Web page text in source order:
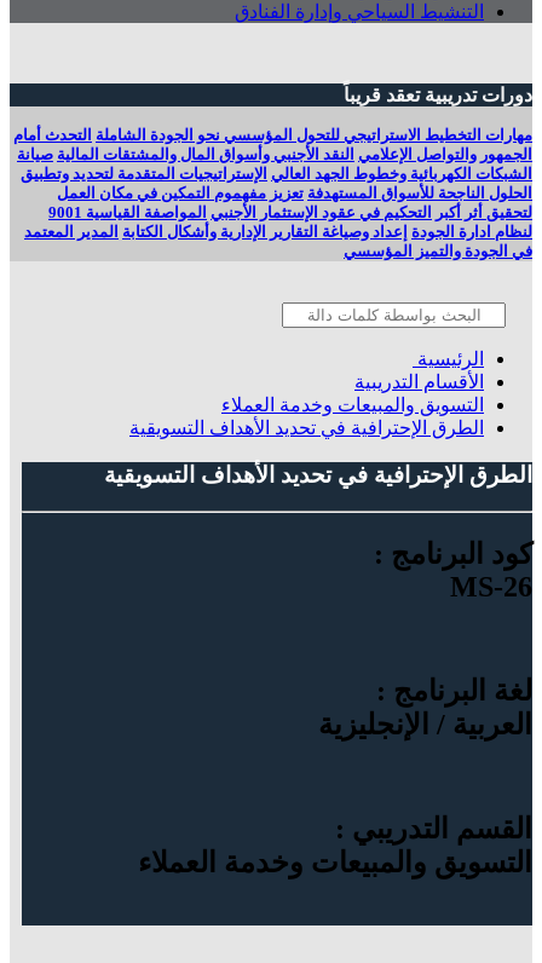
التنشيط السياحي وإدارة الفنادق
دورات تدريبية تعقد قريباً
مهارات التخطيط الاستراتيجي للتحول المؤسسي نحو الجودة الشاملة التحدث أمام
الجمهور والتواصل الإعلامي النقد الأجنبي وأسواق المال والمشتقات المالية صيانة
الشبكات الكهربائية وخطوط الجهد العالي الإستراتيجيات المتقدمة لتحديد وتطبيق
الحلول الناجحة للأسواق المستهدفة تعزيز مفهموم التمكين في مكان العمل
لتحقيق أثر أكبر
التحكيم في عقود الإستثمار الأجنبي
المواصفة القياسية 9001
لنظام ادارة الجودة إعداد وصياغة التقارير الإدارية وأشكال الكتابة المدير المعتمد
في الجودة والتميز المؤسسي
الرئيسية
الأقسام التدريبية
التسويق والمبيعات وخدمة العملاء
الطرق الإحترافية في تحديد الأهداف التسويقية
الطرق الإحترافية في تحديد الأهداف التسويقية
كود البرنامج :
MS-26
لغة البرنامج :
العربية / الإنجليزية
القسم التدريبي :
التسويق والمبيعات وخدمة العملاء